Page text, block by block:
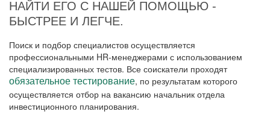
НАЙТИ ЕГО С НАШЕЙ ПОМОЩЬЮ -
БЫСТРЕЕ И ЛЕГЧЕ.
Поиск и подбор специалистов осуществляется
профессиональными HR-менеджерами с использованием
специализированных тестов. Все соискатели проходят
обязательное тестирование, по результатам которого
осуществляется отбор на вакансию начальник отдела
инвестиционного планирования.